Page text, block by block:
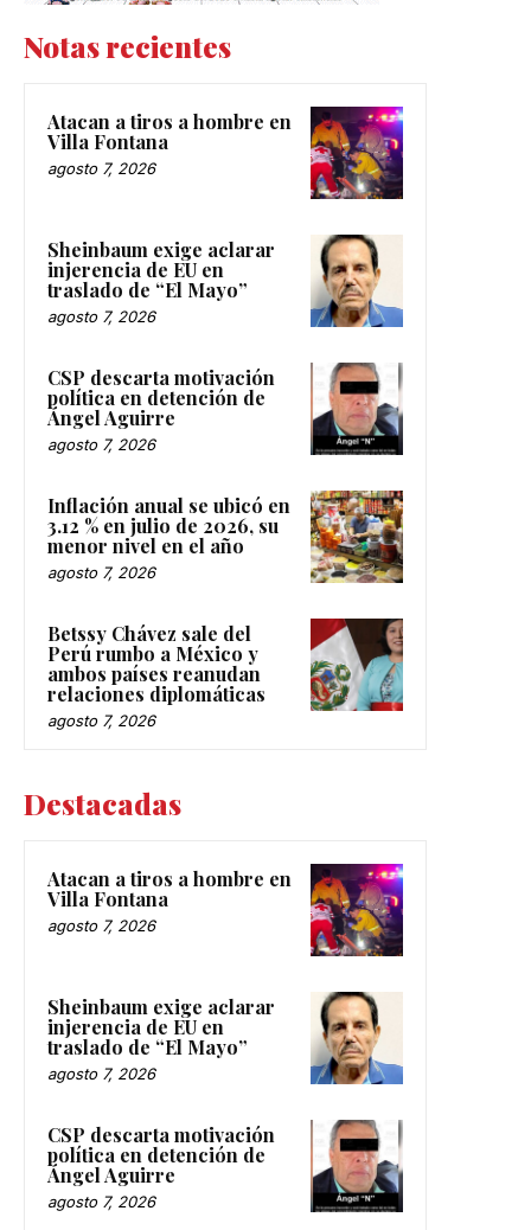
Notas recientes
Atacan a tiros a hombre en
Villa Fontana
agosto 7, 2026
Sheinbaum exige aclarar
injerencia de EU en
traslado de “El Mayo”
agosto 7, 2026
CSP descarta motivación
política en detención de
Ángel Aguirre
agosto 7, 2026
Inflación anual se ubicó en
3.12 % en julio de 2026, su
menor nivel en el año
agosto 7, 2026
Betssy Chávez sale del
Perú rumbo a México y
ambos países reanudan
relaciones diplomáticas
agosto 7, 2026
Destacadas
Atacan a tiros a hombre en
Villa Fontana
agosto 7, 2026
Sheinbaum exige aclarar
injerencia de EU en
traslado de “El Mayo”
agosto 7, 2026
CSP descarta motivación
política en detención de
Ángel Aguirre
agosto 7, 2026